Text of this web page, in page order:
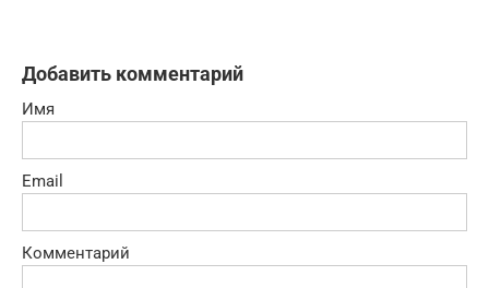
Добавить комментарий
Имя
Email
Комментарий